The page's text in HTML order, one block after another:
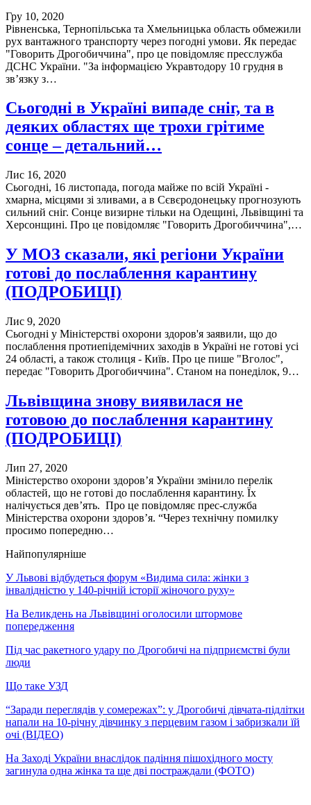
Гру 10, 2020
Рівненська, Тернопільська та Хмельницька область обмежили
рух вантажного транспорту через погодні умови. Як передає
"Говорить Дрогобиччина", про це повідомляє пресслужба
ДСНС України. "За інформацією Укравтодору 10 грудня в
зв’язку з…
Сьогодні в Україні випаде сніг, та в
деяких областях ще трохи грітиме
сонце – детальний…
Лис 16, 2020
Сьогодні, 16 листопада, погода майже по всій Україні -
хмарна, місцями зі зливами, а в Сєвєродонецьку прогнозують
сильний сніг. Сонце визирне тільки на Одещині, Львівщині та
Херсонщині. Про це повідомляє "Говорить Дрогобиччина",…
У МОЗ сказали, які регіони України
готові до послаблення карантину
(ПОДРОБИЦІ)
Лис 9, 2020
Сьогодні у Міністерстві охорони здоров'я заявили, що до
послаблення протиепідемічних заходів в Україні не готові усі
24 області, а також столиця - Київ. Про це пише "Вголос",
передає "Говорить Дрогобиччина". Станом на понеділок, 9…
Львівщина знову виявилася не
готовою до послаблення карантину
(ПОДРОБИЦІ)
Лип 27, 2020
Міністерство охорони здоров’я України змінило перелік
областей, що не готові до послаблення карантину. Їх
налічується дев’ять. Про це повідомляє прес-служба
Міністерства охорони здоров’я. “Через технічну помилку
просимо попередню…
Найпопулярніше
У Львові відбудеться форум «Видима сила: жінки з
інвалідністю у 140-річній історії жіночого руху»
На Великдень на Львівщині оголосили штормове
попередження
Під час ракетного удару по Дрогобичі на підприємстві були
люди
Що таке УЗД
“Заради переглядів у сомережах”: у Дрогобичі дівчата-підлітки
напали на 10-річну дівчинку з перцевим газом і забризкали їй
очі (ВІДЕО)
На Заході України внаслідок падіння пішохідного мосту
загинула одна жінка та ще дві постраждали (ФОТО)